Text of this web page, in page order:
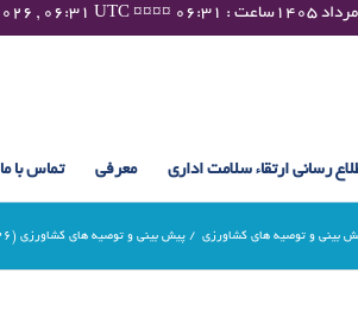
رسانی ارتقاء سلامت اداری معرفی تماس با ما
بینی و توصیه های کشاورزی / پیش بینی و توصیه های کشاورزی (26 شهریور ۱۴۰۴)...